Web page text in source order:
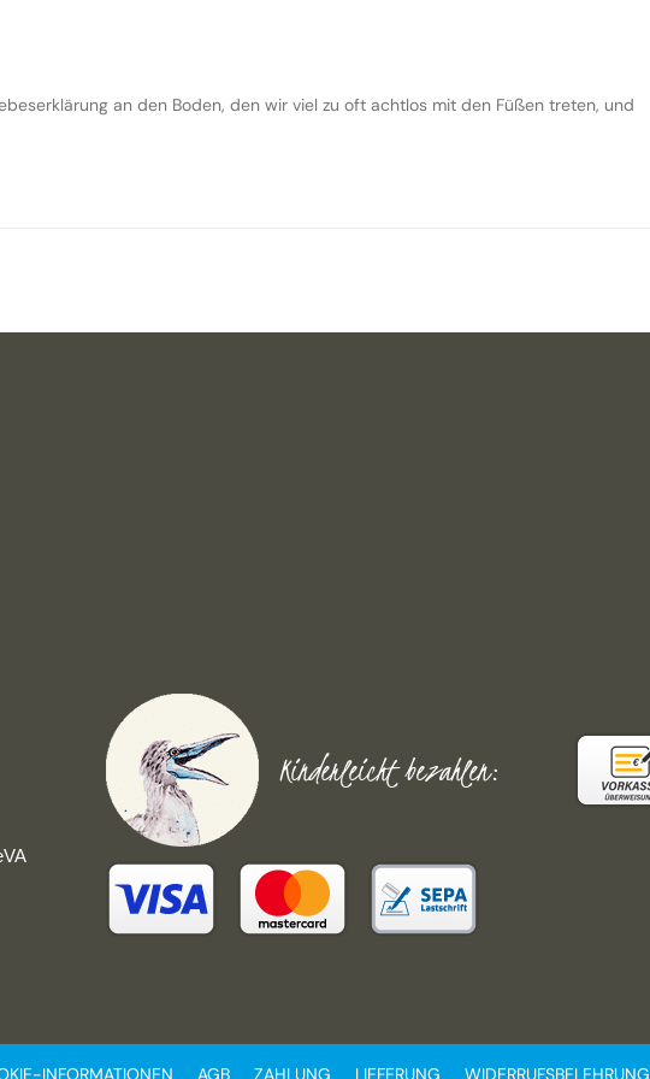
an den Boden, den wir viel zu oft achtlos mit den Füßen treten, und
Kinderleicht bezahlen:
INFORMATIONEN AGB ZAHLUNG LIEFERUNG WIDERRUFSBELEHRUNG